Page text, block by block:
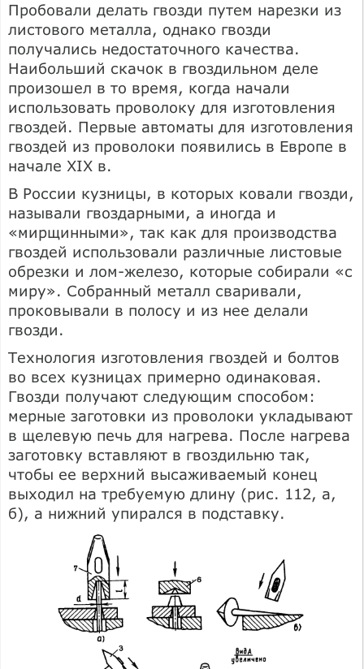
Пробовали делать гвозди путем нарезки из
листового металла, однако гвозди
получались недостаточного качества.
Наибольший скачок в гвоздильном деле
произошел в то время, когда начали
использовать проволоку для изготовления
гвоздей. Первые автоматы для изготовления
гвоздей из проволоки появились в Европе в
начале XIX в.
В России кузницы, в которых ковали гвозди,
называли гвоздарными, а иногда и
«мирщинными», так как для производства
гвоздей использовали различные листовые
обрезки и лом-железо, которые собирали «с
миру». Собранный металл сваривали,
проковывали в полосу и из нее делали
гвозди.
Технология изготовления гвоздей и болтов
во всех кузницах примерно одинаковая.
Гвозди получают следующим способом:
мерные заготовки из проволоки укладывают
в щелевую печь для нагрева. После нагрева
заготовку вставляют в гвоздильню так,
чтобы ее верхний высаживаемый конец
выходил на требуемую длину (рис. 112, а,
б), а нижний упирался в подставку.